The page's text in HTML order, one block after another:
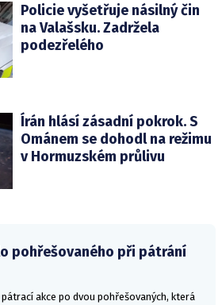
Policie vyšetřuje násilný čin
na Valašsku. Zadržela
podezřelého
Írán hlásí zásadní pokrok. S
Ománem se dohodl na režimu
v Hormuzském průlivu
pohřešovaného při pátrání
akce po dvou pohřešovaných, která